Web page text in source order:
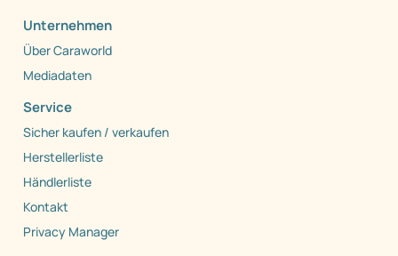
Unternehmen
Über Caraworld
Mediadaten
Service
Sicher kaufen / verkaufen
Herstellerliste
Händlerliste
Kontakt
Privacy Manager